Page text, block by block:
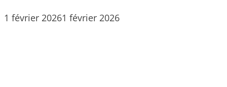
1 février 20261 février 2026